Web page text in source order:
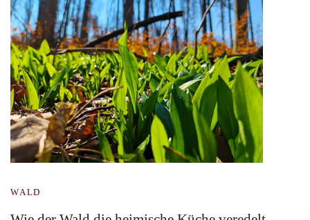
WALD